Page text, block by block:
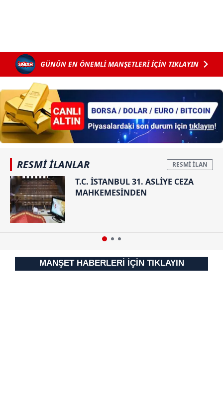
GÜNÜN EN ÖNEMLİ MANŞETLERİ İÇİN TIKLAYIN
RESMİ İLANLAR
T.C. İSTANBUL 31. ASLİYE CEZA
MAHKEMESİNDEN
MANŞET HABERLERİ İÇİN TIKLAYIN